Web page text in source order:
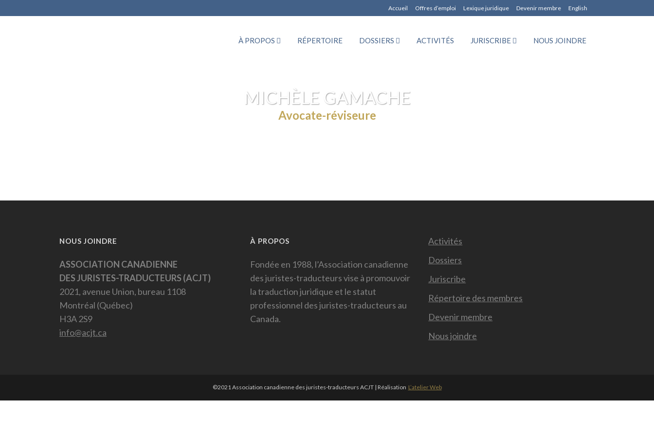
Accueil Offres d’emploi Lexique juridique Devenir membre English
À PROPOS RÉPERTOIRE DOSSIERS ACTIVITÉS JURISCRIBE NOUS JOINDRE
MICHÈLE GAMACHE
Avocate-réviseure
NOUS JOINDRE
ASSOCIATION CANADIENNE
DES JURISTES-TRADUCTEURS (ACJT)
2021, avenue Union, bureau 1108
Montréal (Québec)
H3A 2S9
info@acjt.ca
À PROPOS
Fondée en 1988, l’Association canadienne
des juristes-traducteurs vise à promouvoir
la traduction juridique et le statut
professionnel des juristes-traducteurs au
Canada.
Activités
Dossiers
Juriscribe
Répertoire des membres
Devenir membre
Nous joindre
©2021 Association canadienne des juristes-traducteurs ACJT | Réalisation L’atelier Web